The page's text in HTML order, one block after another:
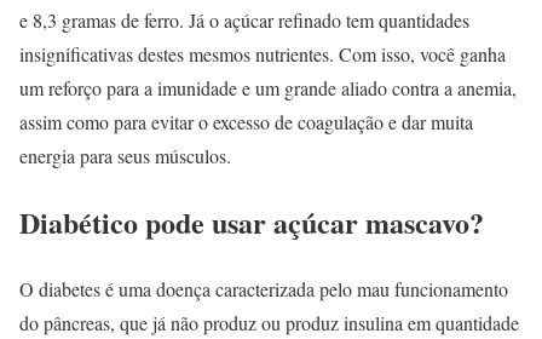
e 8,3 gramas de ferro. Já o açúcar refinado tem quantidades
insignificativas destes mesmos nutrientes. Com isso, você ganha
um reforço para a imunidade e um grande aliado contra a anemia,
assim como para evitar o excesso de coagulação e dar muita
energia para seus músculos.
Diabético pode usar açúcar mascavo?
O diabetes é uma doença caracterizada pelo mau funcionamento
do pâncreas, que já não produz ou produz insulina em quantidade